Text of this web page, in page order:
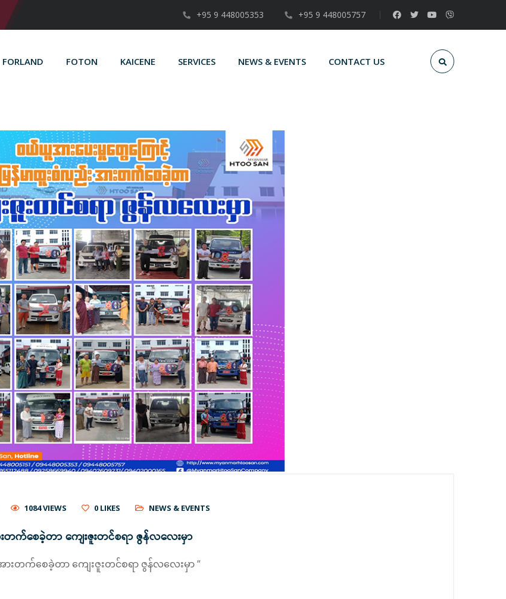
+95 9 448005353 +95 9 448005757
FORLAND FOTON KAICENE SERVICES NEWS & EVENTS CONTACT US
1084 VIEWS 0 LIKES NEWS & EVENTS
တက်စေခဲ့တာ ကျေးဇူးတင်စရာ ဇွန်လ‌လေးမှာ
းတက်စေခဲ့တာ ကျေးဇူးတင်စရာ ဇွန်လ‌လေးမှာ ”